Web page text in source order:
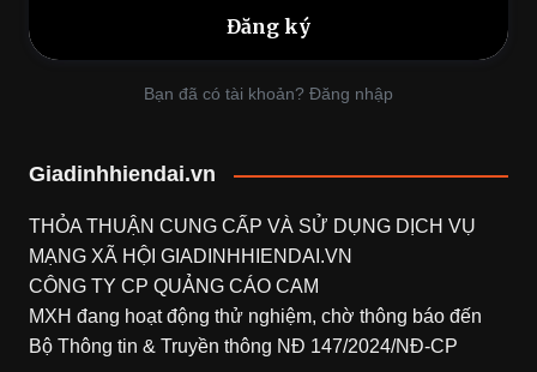
Bạn đã có tài khoản? Đăng nhập
Giadinhhiendai.vn
THỎA THUẬN CUNG CẤP VÀ SỬ DỤNG DỊCH VỤ
MẠNG XÃ HỘI GIADINHHIENDAI.VN
CÔNG TY CP QUẢNG CÁO CAM
MXH đang hoạt động thử nghiệm, chờ thông báo đến
Bộ Thông tin & Truyền thông NĐ 147/2024/NĐ-CP